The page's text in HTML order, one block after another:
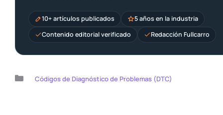
10+ artículos publicados
5 años en la industria
Contenido editorial verificado
Redacción Fullcarro
Categorías
Códigos de Diagnóstico de Problemas (DTC)